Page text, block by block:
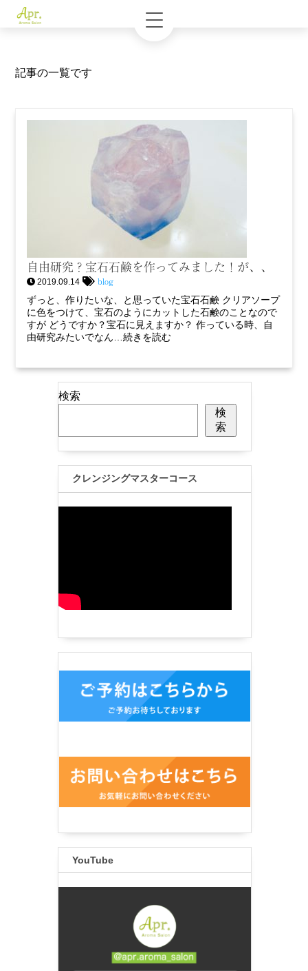
記事の一覧です
自由研究？宝石石鹸を作ってみました！が、、
2019.09.14 blog
ずっと、作りたいな、と思っていた宝石石鹸 クリアソープ
に色をつけて、宝石のようにカットした石鹸のことなので
すが どうですか？宝石に見えますか？ 作っている時、自
由研究みたいでなん…続きを読む
検索
検
索
クレンジングマスターコース
YouTube